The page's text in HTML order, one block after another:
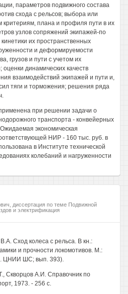
параметров подвижного состава
схода с рельсов; выбора или
критериям, плана и профиля пути в их
узлов сопряжений экипажей-по
их пространственных
и деформируемости
грузов и пути с учетом их
динамических качеств
взаимодействий экипажей и пути и,
тяги и торможения; решения ряда
при решении задачи о
транспорта - конвейерных
экономическая
НИР - 160 тыс. руб. в
в Институте технической
колебаний и нагруженности
диссертация по теме Подвижной
и электрификация
Сход колеса с рельса. В кн.:
и прочности локомотивов. М.:
ЦНИИ ШС; вып. 393).
Скворцов А.И. Справочник по
1973. - 256 с.